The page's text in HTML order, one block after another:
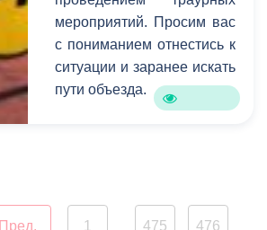
мероприятий. Просим вас
с пониманием отнестись к
ситуации и заранее искать
пути объезда.
Пред.
1
475 476